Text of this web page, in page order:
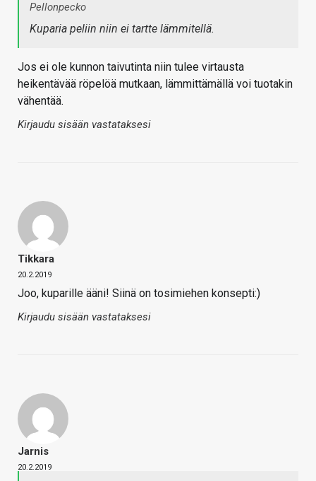
Pellonpecko
Kuparia peliin niin ei tartte lämmitellä.
Jos ei ole kunnon taivutinta niin tulee virtausta
heikentävää röpelöä mutkaan, lämmittämällä voi tuotakin
vähentää.
Kirjaudu sisään vastataksesi
Tikkara
20.2.2019
Joo, kuparille ääni! Siinä on tosimiehen konsepti:)
Kirjaudu sisään vastataksesi
Jarnis
20.2.2019